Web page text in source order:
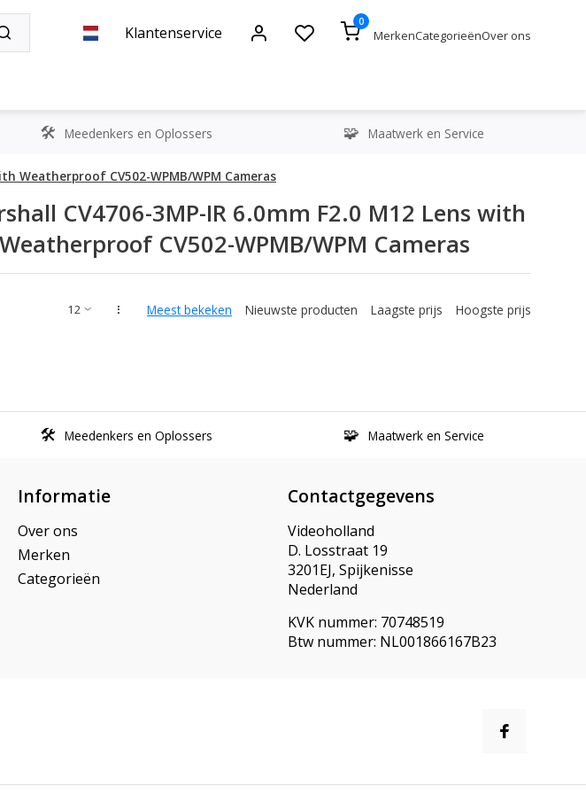
Klantenservice
0
MerkenCategorieënOver ons
Meedenkers en Oplossers Maatwerk en Service
Weatherproof CV502-WPMB/WPM Cameras
CV4706-3MP-IR 6.0mm F2.0 M12 Lens with
CV502-WPMB/WPM Cameras
Meest bekeken Nieuwste producten Laagste prijs Hoogste prijs
Meedenkers en Oplossers Maatwerk en Service
Informatie
Over ons
Merken
Categorieën
Contactgegevens
Videoholland
D. Losstraat 19
3201EJ, Spijkenisse
Nederland
KVK nummer: 70748519
Btw nummer: NL001866167B23